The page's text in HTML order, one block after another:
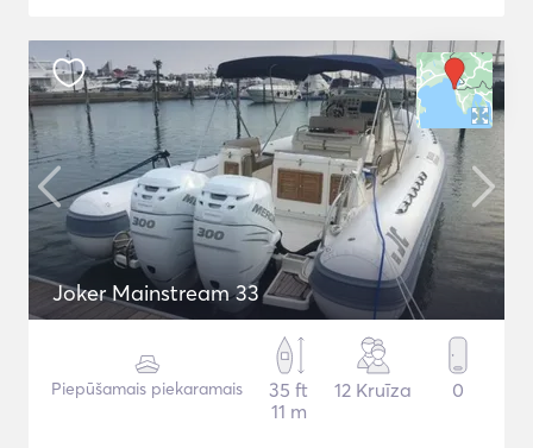
Joker Mainstream 33
Piepūšamais piekaramais
35 ft
11 m
12 Kruīza 0